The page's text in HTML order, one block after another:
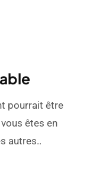
pourrait être
êtes en
autres..